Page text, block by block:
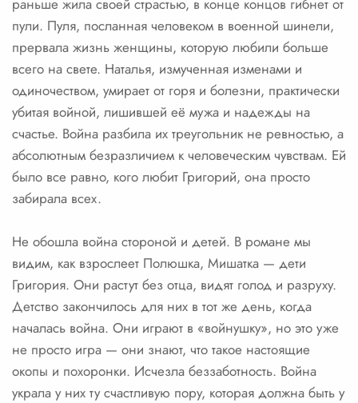
раньше жила своей страстью, в конце концов гибнет от
пули. Пуля, посланная человеком в военной шинели,
прервала жизнь женщины, которую любили больше
всего на свете. Наталья, измученная изменами и
одиночеством, умирает от горя и болезни, практически
убитая войной, лишившей её мужа и надежды на
счастье. Война разбила их треугольник не ревностью, а
абсолютным безразличием к человеческим чувствам. Ей
было все равно, кого любит Григорий, она просто
забирала всех.
Не обошла война стороной и детей. В романе мы
видим, как взрослеет Полюшка, Мишатка — дети
Григория. Они растут без отца, видят голод и разруху.
Детство закончилось для них в тот же день, когда
началась война. Они играют в «войнушку», но это уже
не просто игра — они знают, что такое настоящие
окопы и похоронки. Исчезла беззаботность. Война
украла у них ту счастливую пору, которая должна быть у